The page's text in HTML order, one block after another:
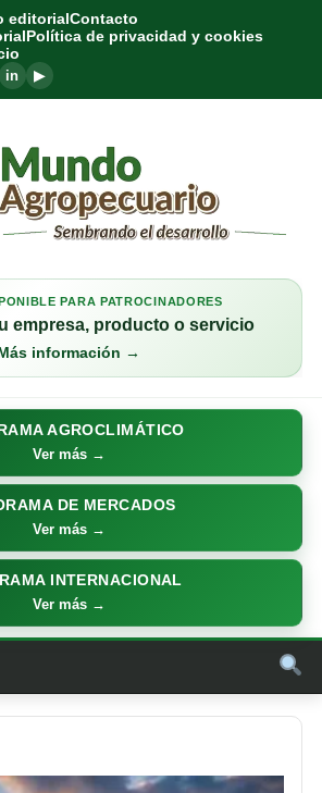
editorialContacto
Política de privacidad y cookies
in ▶
PARA PATROCINADORES
empresa, producto o servicio
información →
AGROCLIMÁTICO
Ver más →
DE MERCADOS
Ver más →
INTERNACIONAL
Ver más →